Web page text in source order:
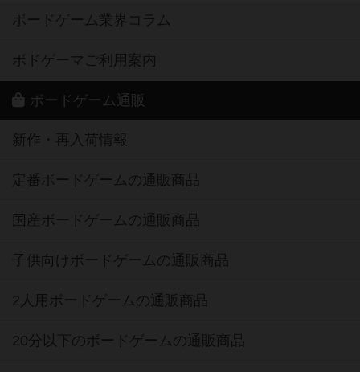
ボードゲーム業界コラム
ボドゲーマご利用案内
ボードゲーム通販
新作・再入荷情報
定番ボードゲームの通販商品
国産ボードゲームの通販商品
子供向けボードゲームの通販商品
2人用ボードゲームの通販商品
20分以下のボードゲームの通販商品